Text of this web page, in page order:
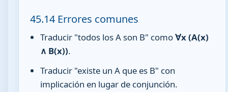
45.14 Errores comunes
Traducir "todos los A son B" como∀x (A(x)
∧ B(x)).
Traducir "existe un A que es B" con
implicación en lugar de conjunción.